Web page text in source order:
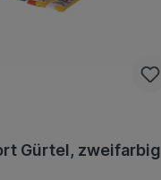
Gürtel, zweifarbig